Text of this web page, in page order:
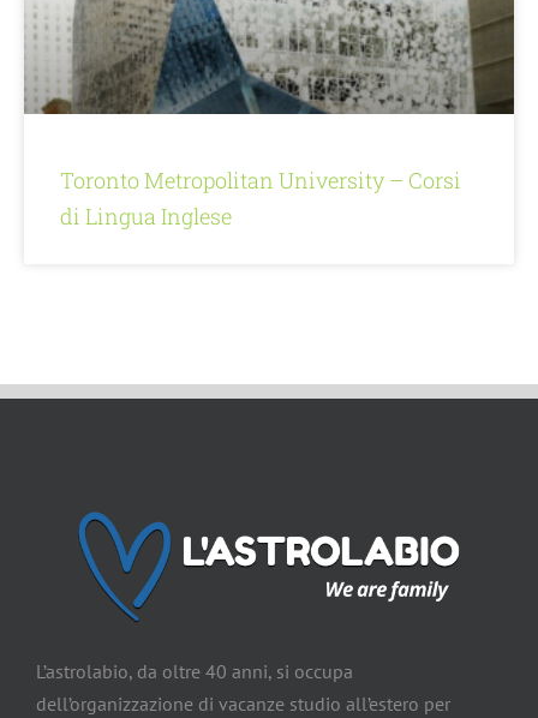
Toronto Metropolitan University – Corsi
di Lingua Inglese
L’astrolabio, da oltre 40 anni, si occupa
dell’organizzazione di vacanze studio all’estero per